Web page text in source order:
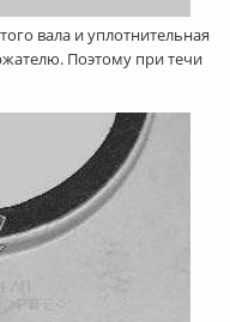
вала и уплотнительная
Поэтому при течи